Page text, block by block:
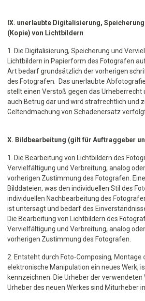
IX. unerlaubte Digitalisierung,
(Kopie) von Lichtbildern
1. Die Digitalisierung, Speicherung und
Lichtbildern in Papierform des Fotografen
Art bedarf grundsätzlich der vorherigen
des Fotografen. Das unerlaubte
stellt einen Verstoß gegen das Urheberrecht
auch Betrug dar und wird strafrechtlich und
Geltendmachung von Schadenersatz
X. Bildbearbeitung (gilt für Auftraggeber
1. Die Bearbeitung von Lichtbildern des
Vervielfältigung und Verbreitung, analog
vorherigen Zustimmung des Fotografen.
Bilddateien, was den individuellen Stil des
individuellen Nachbearbeitung des
ist untersagt und bedarf des
Die Bearbeitung von Lichtbildern des
Vervielfältigung und Verbreitung, analog
vorherigen Zustimmung des Fotografen.
2. Entsteht durch Foto-Composing, Montage
elektronische Manipulation ein neues Werk,
kennzeichnen. Die Urheber der verwendeten
Urheber des neuen Werkes sind Miturheber